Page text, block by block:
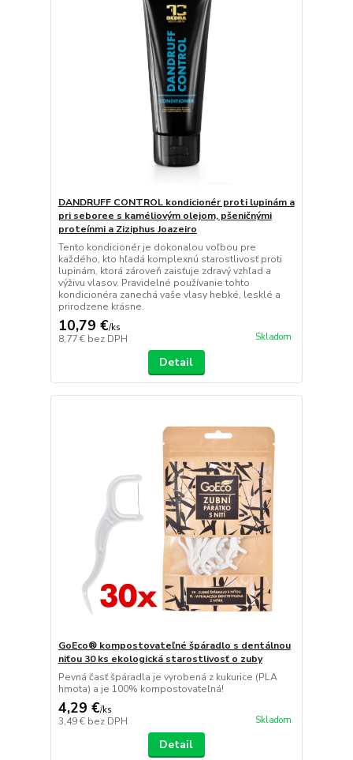
DANDRUFF CONTROL kondicionér proti lupinám a
pri seboree s kaméliovým olejom, pšeničnými
proteínmi a Ziziphus Joazeiro
Tento kondicionér je dokonalou voľbou pre
každého, kto hľadá komplexnú starostlivosť proti
lupinám, ktorá zároveň zaisťuje zdravý vzhľad a
výživu vlasov. Pravidelné používanie tohto
kondicionéra zanechá vaše vlasy hebké, lesklé a
prirodzene krásne.
10,79 €/ks
8,77 € bez DPH Skladom
Detail
GoEco® kompostovateľné špáradlo s dentálnou
niťou 30 ks ekologická starostlivosť o zuby
Pevná časť špáradla je vyrobená z kukurice (PLA
hmota) a je 100% kompostovateľná!
4,29 €/ks
3,49 € bez DPH Skladom
Detail